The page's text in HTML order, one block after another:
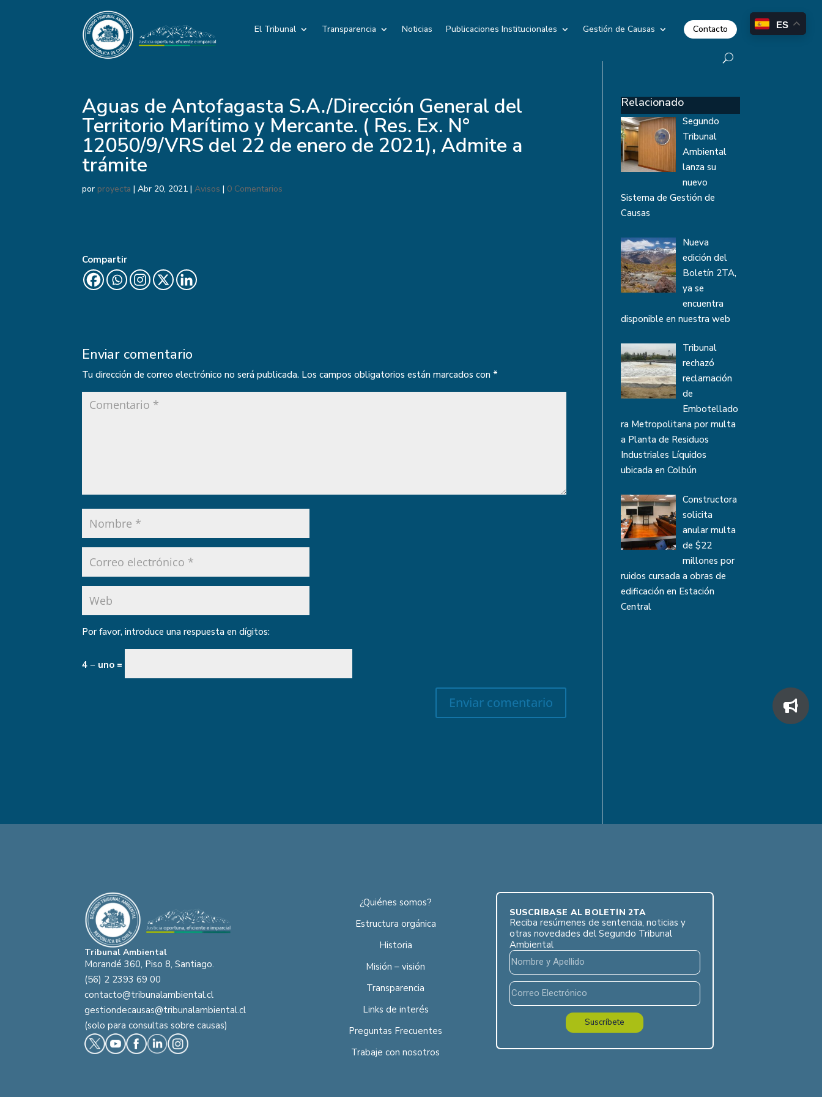
El Tribunal Transparencia Noticias Publicaciones Institucionales Gestión de Causas Contacto
Aguas de Antofagasta S.A./Dirección General del
Territorio Marítimo y Mercante. ( Res. Ex. N°
12050/9/VRS del 22 de enero de 2021), Admite a
trámite
por proyecta |Abr 20, 2021 |Avisos | 0 Comentarios
Compartir
Enviar comentario
Tu dirección de correo electrónico no será publicada. Los campos obligatorios están marcados con *
Por favor, introduce una respuesta en dígitos:
4 − uno =
Relacionado
Segundo
Tribunal
Ambiental
lanza su
nuevo
Sistema de Gestión de
Causas
Nueva
edición del
Boletín 2TA,
ya se
encuentra
disponible en nuestra web
Tribunal
rechazó
reclamación
de
Embotellado
ra Metropolitana por multa
a Planta de Residuos
Industriales Líquidos
ubicada en Colbún
Constructora
solicita
anular multa
de $22
millones por
ruidos cursada a obras de
edificación en Estación
Central
Tribunal Ambiental
Morandé 360, Piso 8, Santiago.
(56) 2 2393 69 00
contacto@tribunalambiental.cl
gestiondecausas@tribunalambiental.cl
(solo para consultas sobre causas)
¿Quiénes somos?
Estructura orgánica
Historia
Misión – visión
Transparencia
Links de interés
Preguntas Frecuentes
Trabaje con nosotros
SUSCRÍBASE AL BOLETÍN 2TA
Reciba resúmenes de sentencia, noticias y
otras novedades del Segundo Tribunal
Ambiental
Suscríbete
ES